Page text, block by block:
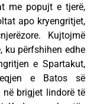
me popujt e tjerë,
apo kryengritjet,
Kujtojmë
ku përfshihen edhe
e Spartakut,
e Batos së
në brigjet lindorë të